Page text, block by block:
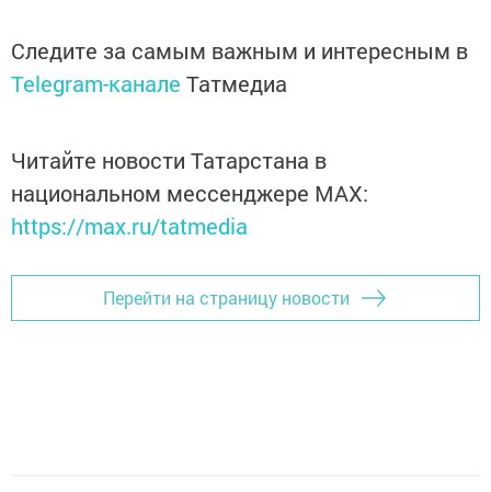
Следите за самым важным и интересным в
Telegram-канале Татмедиа
Читайте новости Татарстана в
национальном мессенджере MАХ:
https://max.ru/tatmedia
Перейти на страницу новости